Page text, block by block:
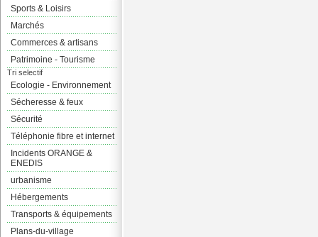
Sports & Loisirs
Marchés
Commerces & artisans
Patrimoine - Tourisme
Tri selectif
Ecologie - Environnement
Sécheresse & feux
Sécurité
Téléphonie fibre et internet
Incidents ORANGE &
ENEDIS
urbanisme
Hébergements
Transports & équipements
Plans-du-village